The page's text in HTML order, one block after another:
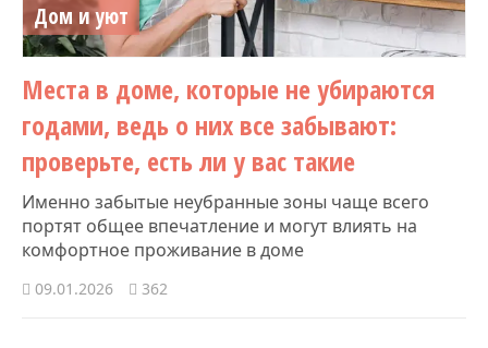
Дом и уют
Места в доме, которые не убираются
годами, ведь о них все забывают:
проверьте, есть ли у вас такие
Именно забытые неубранные зоны чаще всего
портят общее впечатление и могут влиять на
комфортное проживание в доме
09.01.2026 362